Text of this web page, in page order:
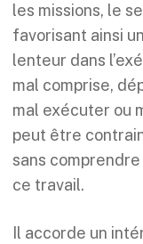
les missions, le
favorisant ainsi
lenteur dans
mal comprise,
mal exécuter ou
peut être
sans
ce travail.
Il accorde un